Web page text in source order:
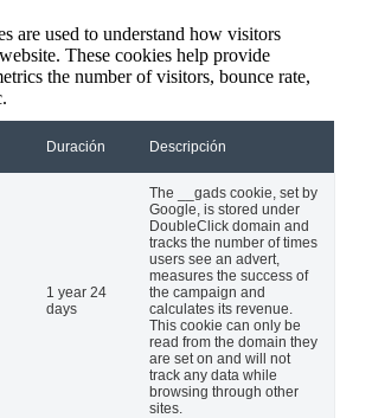
are used to understand how visitors
These cookies help provide
the number of visitors, bounce rate,
Duración Descripción
1 year 24
days
The __gads cookie, set by
Google, is stored under
DoubleClick domain and
tracks the number of times
users see an advert,
measures the success of
the campaign and
calculates its revenue.
This cookie can only be
read from the domain they
are set on and will not
track any data while
browsing through other
sites.